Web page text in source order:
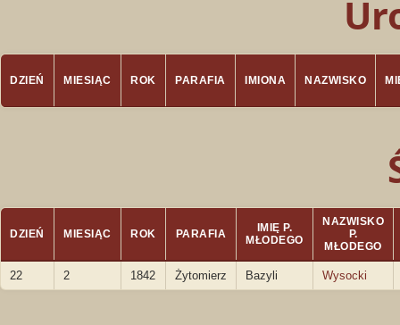
DZIEŃ MIESIĄC ROK PARAFIA IMIONA NAZWISKO
DZIEŃ MIESIĄC ROK PARAFIA
IMIĘ P.
MŁODEGO
NAZWISKO
P.
MŁODEGO
22 2 1842 Żytomierz Bazyli Wysocki